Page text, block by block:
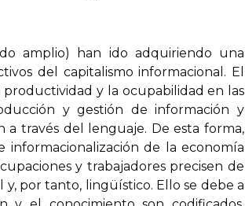
amplio) han ido adquiriendo una
del capitalismo informacional. El
y la ocupabilidad en las
y gestión de información y
través del lenguaje. De esta forma,
informacionalización de la economía
y trabajadores precisen de
por tanto, lingüístico. Ello se debe a